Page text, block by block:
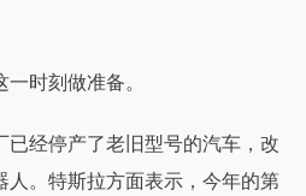
时刻做准备。
经停产了老旧型号的汽车，改
。特斯拉方面表示，今年的第